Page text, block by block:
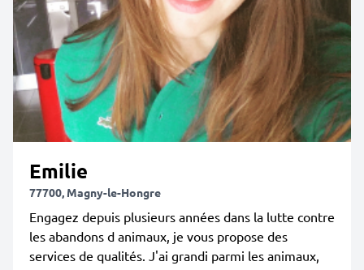
Emilie
77700, Magny-le-Hongre
Engagez depuis plusieurs années dans la lutte contre
les abandons d animaux, je vous propose des
services de qualités. J'ai grandi parmi les animaux,